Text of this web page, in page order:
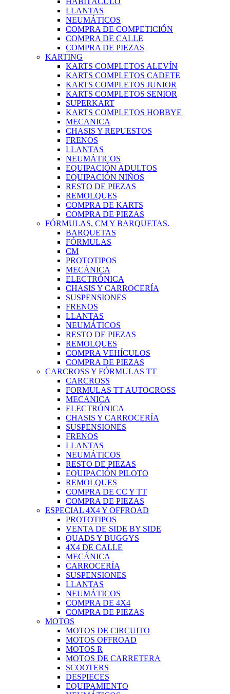
LLANTAS
NEUMÁTICOS
COMPRA DE COMPETICIÓN
COMPRA DE CALLE
COMPRA DE PIEZAS
KARTING
KARTS COMPLETOS ALEVÍN
KARTS COMPLETOS CADETE
KARTS COMPLETOS JUNIOR
KARTS COMPLETOS SENIOR
SUPERKART
KARTS COMPLETOS HOBBYE
MECANICA
CHASIS Y REPUESTOS
FRENOS
LLANTAS
NEUMÁTICOS
EQUIPACIÓN ADULTOS
EQUIPACIÓN NIÑOS
RESTO DE PIEZAS
REMOLQUES
COMPRA DE KARTS
COMPRA DE PIEZAS
FÓRMULAS, CM Y BARQUETAS.
BARQUETAS
FÓRMULAS
CM
PROTOTIPOS
MECÁNICA
ELECTRÓNICA
CHASIS Y CARROCERÍA
SUSPENSIONES
FRENOS
LLANTAS
NEUMÁTICOS
RESTO DE PIEZAS
REMOLQUES
COMPRA VEHÍCULOS
COMPRA DE PIEZAS
CARCROSS Y FÓRMULAS TT
CARCROSS
FORMULAS TT AUTOCROSS
MECANICA
ELECTRÓNICA
CHASIS Y CARROCERÍA
SUSPENSIONES
FRENOS
LLANTAS
NEUMÁTICOS
RESTO DE PIEZAS
EQUIPACIÓN PILOTO
REMOLQUES
COMPRA DE CC Y TT
COMPRA DE PIEZAS
ESPECIAL 4X4 Y OFFROAD
PROTOTIPOS
VENTA DE SIDE BY SIDE
QUADS Y BUGGYS
4X4 DE CALLE
MECÁNICA
CARROCERÍA
SUSPENSIONES
LLANTAS
NEUMÁTICOS
COMPRA DE 4X4
COMPRA DE PIEZAS
MOTOS
MOTOS DE CIRCUITO
MOTOS OFFROAD
MOTOS R
MOTOS DE CARRETERA
SCOOTERS
DESPIECES
EQUIPAMIENTO